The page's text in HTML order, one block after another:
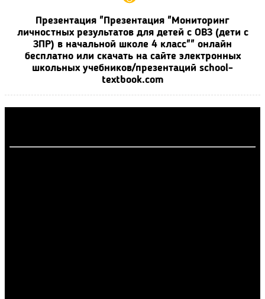
Презентация "Презентация "Мониторинг
личностных результатов для детей с ОВЗ (дети с
ЗПР) в начальной школе 4 класс"" онлайн
бесплатно или скачать на сайте электронных
школьных учебников/презентаций school-
textbook.com